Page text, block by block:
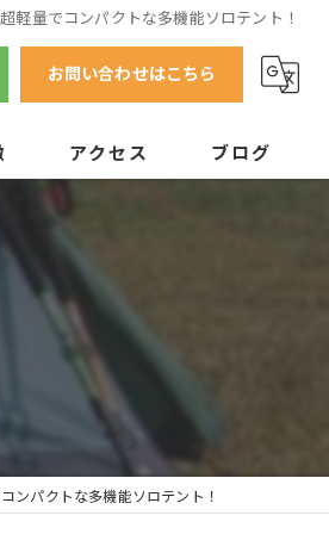
超軽量でコンパクトな多機能ソロテント！
お問い合わせはこちら
アクセス ブログ
ンパクトな多機能ソロテント！